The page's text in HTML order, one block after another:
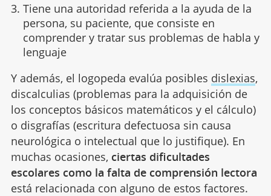
Tiene una autoridad referida a la ayuda de la
persona, su paciente, que consiste en
comprender y tratar sus problemas de habla y
lenguaje
Y además, el logopeda evalúa posibles dislexias,
discalculias (problemas para la adquisición de
los conceptos básicos matemáticos y el cálculo)
o disgrafías (escritura defectuosa sin causa
neurológica o intelectual que lo justifique). En
muchas ocasiones, ciertas dificultades
escolares como la falta de comprensión lectora
está relacionada con alguno de estos factores.